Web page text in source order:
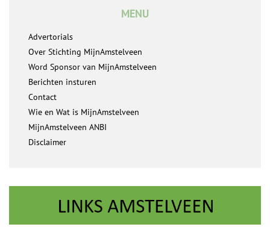
MENU
Advertorials
Over Stichting MijnAmstelveen
Word Sponsor van MijnAmstelveen
Berichten insturen
Contact
Wie en Wat is MijnAmstelveen
MijnAmstelveen ANBI
Disclaimer